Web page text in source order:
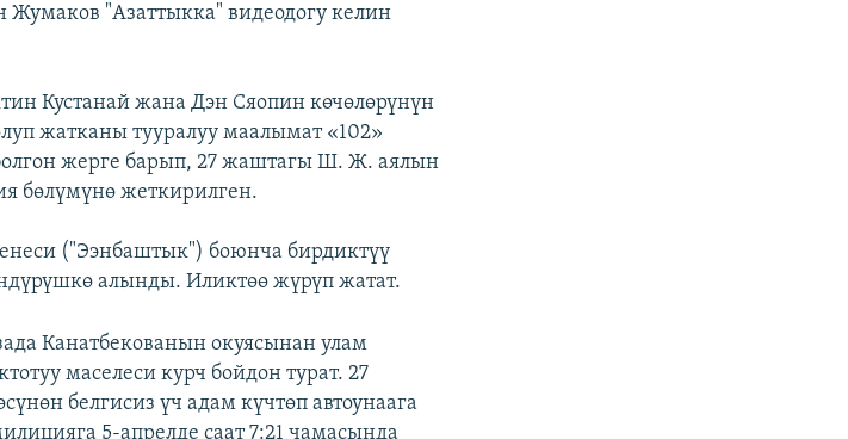
"Азаттыкка" видеодогу келин
Кустанай жана Дэн Сяопин көчөлөрүнүн
жатканы тууралуу маалымат «102»
жерге барып, 27 жаштагы Ш. Ж. аялын
бөлүмүнө жеткирилген.
("Ээнбаштык") боюнча бирдиктүү
алынды. Иликтөө жүрүп жатат.
Канатбекованын окуясынан улам
маселеси курч бойдон турат. 27
белгисиз үч адам күчтөп автоунаага
5-апрелде саат 7:21 чамасында